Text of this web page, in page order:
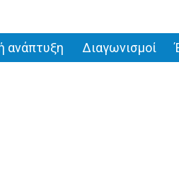
ανάπτυξη Διαγωνισμοί